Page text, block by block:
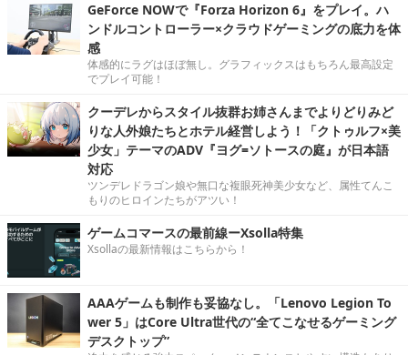
GeForce NOWで『Forza Horizon 6』をプレイ。ハ
ンドルコントローラー×クラウドゲーミングの底力を体
感
体感的にラグはほぼ無し。グラフィックスはもちろん最高設定
でプレイ可能！
クーデレからスタイル抜群お姉さんまでよりどりみど
りな人外娘たちとホテル経営しよう！「クトゥルフ×美
少女」テーマのADV『ヨグ=ソトースの庭』が日本語
対応
ツンデレドラゴン娘や無口な複眼死神美少女など、属性てんこ
もりのヒロインたちがアツい！
ゲームコマースの最前線ーXsolla特集
Xsollaの最新情報はこちらから！
AAAゲームも制作も妥協なし。「Lenovo Legion To
wer 5」はCore Ultra世代の“全てこなせるゲーミング
デスクトップ”